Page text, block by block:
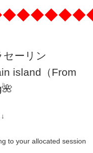
セーリン
island（From
🌺
to your allocated session